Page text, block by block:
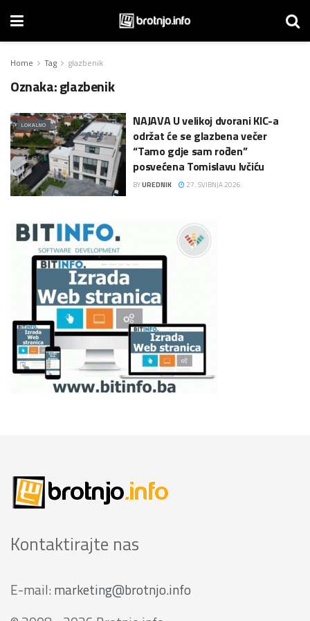
Home Tag glazbenik
Oznaka:glazbenik
LOKALNO
NAJAVA U velikoj dvorani KIC-a
održat će se glazbena večer
“Tamo gdje sam rođen”
posvećena Tomislavu Ivčiću
BYUREDNIK 27. SVIBNJA 2026.
Kontaktirajte nas
E-mail: marketing@brotnjo.info